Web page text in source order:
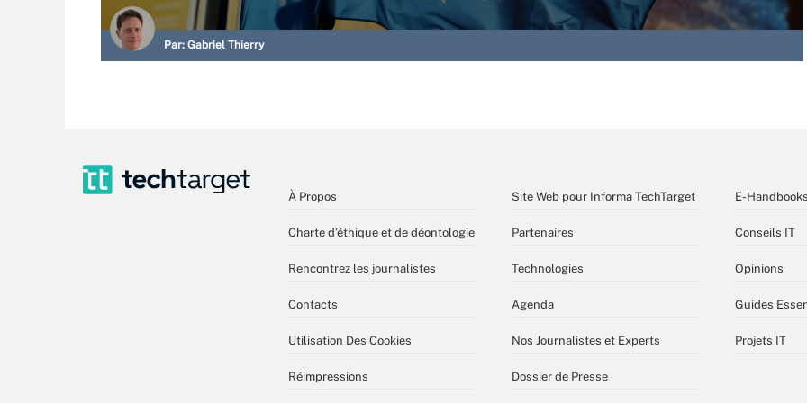
Par: Gabriel Thierry
À Propos
Charte d’éthique et de déontologie
Rencontrez les journalistes
Contacts
Utilisation Des Cookies
Réimpressions
Site Web pour Informa TechTarget
Partenaires
Technologies
Agenda
Nos Journalistes et Experts
Dossier de Presse
E-Handbooks
Conseils IT
Opinions
Guides
Projets IT